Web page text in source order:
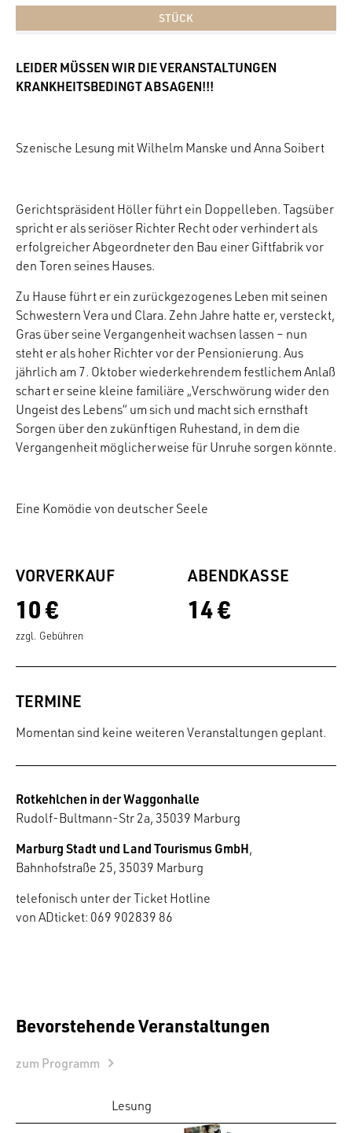
STÜCK
LEIDER MÜSSEN WIR DIE VERANSTALTUNGEN
KRANKHEITSBEDINGT ABSAGEN!!!
Szenische Lesung mit Wilhelm Manske und Anna Soibert
Gerichtspräsident Höller führt ein Doppelleben. Tagsüber
spricht er als seriöser Richter Recht oder verhindert als
erfolgreicher Abgeordneter den Bau einer Giftfabrik vor
den Toren seines Hauses.
Zu Hause führt er ein zurückgezogenes Leben mit seinen
Schwestern Vera und Clara. Zehn Jahre hatte er, versteckt,
Gras über seine Vergangenheit wachsen lassen – nun
steht er als hoher Richter vor der Pensionierung. Aus
jährlich am 7. Oktober wiederkehrendem festlichem Anlaß
schart er seine kleine familiäre „Verschwörung wider den
Ungeist des Lebens“ um sich und macht sich ernsthaft
Sorgen über den zukünftigen Ruhestand, in dem die
Vergangenheit möglicherweise für Unruhe sorgen könnte.
Eine Komödie von deutscher Seele
VORVERKAUF
10 €
zzgl. Gebühren
ABENDKASSE
14 €
TERMINE
Momentan sind keine weiteren Veranstaltungen geplant.
Rotkehlchen in der Waggonhalle
Rudolf-Bultmann-Str 2a, 35039 Marburg
Marburg Stadt und Land Tourismus GmbH,
Bahnhofstraße 25, 35039 Marburg
telefonisch unter der Ticket Hotline
von ADticket: 069 902839 86
Bevorstehende Veranstaltungen
zum Programm
Lesung